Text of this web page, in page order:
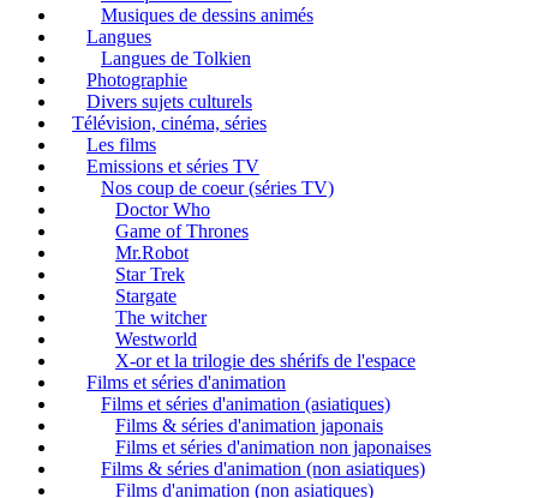
Musiques de dessins animés
Langues
Langues de Tolkien
Photographie
Divers sujets culturels
Télévision, cinéma, séries
Les films
Emissions et séries TV
Nos coup de coeur (séries TV)
Doctor Who
Game of Thrones
Mr.Robot
Star Trek
Stargate
The witcher
Westworld
X-or et la trilogie des shérifs de l'espace
Films et séries d'animation
Films et séries d'animation (asiatiques)
Films & séries d'animation japonais
Films et séries d'animation non japonaises
Films & séries d'animation (non asiatiques)
Films d'animation (non asiatiques)